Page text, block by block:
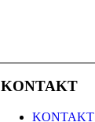
KONTAKT
KONTAKT